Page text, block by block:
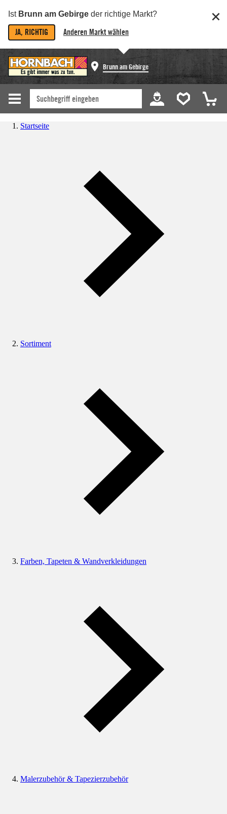
Ist Brunn am Gebirge der richtige Markt?
JA, RICHTIG Anderen Markt wählen
Brunn am Gebirge
Startseite
Sortiment
Farben, Tapeten & Wandverkleidungen
Malerzubehör & Tapezierzubehör